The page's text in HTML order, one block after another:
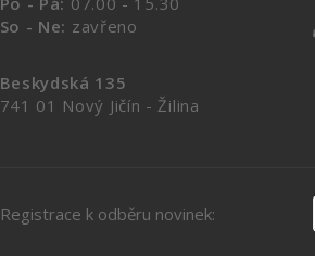
So - Ne: zavřeno
Beskydská 135
741 01 Nový Jičín - Žilina
Registrace k odběru novinek: